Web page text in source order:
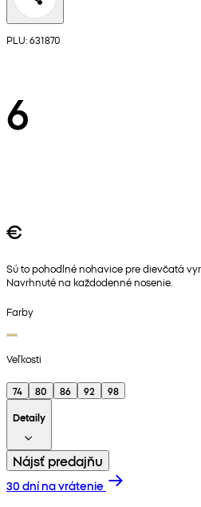
PLU: 631870
6
€
Sú to pohodlné nohavice pre dievčatá
Navrhnuté na každodenné nosenie.
Farby
Veľkosti
74 80 86 92
98
Detaily
Nájsť predajňu
30 dní na vrátenie